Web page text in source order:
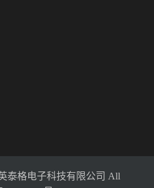
泰格电子科技有限公司 All